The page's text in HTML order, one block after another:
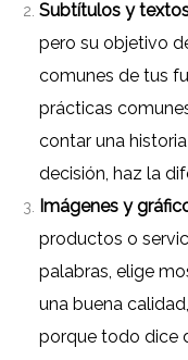
Subtítulos y
pero su objetivo
comunes de tus
prácticas
contar una
decisión, haz la
Imágenes y
productos o
palabras, elige
una buena
porque todo dice